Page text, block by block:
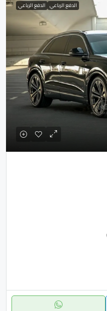
الدفع الرباعي الدفع الرباعي